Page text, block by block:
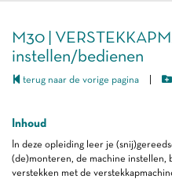
M30 |
instellen/bedienen
terug naar de vorige pagina
Inhoud
In deze opleiding leer je
(de)monteren, de machine
verstekken met de